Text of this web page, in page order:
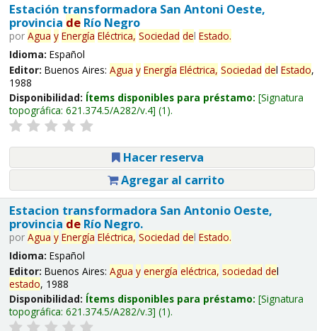
Estación transformadora San Antoni Oeste,
provincia deRío Negro
por Agua y Energía Eléctrica, Sociedad del Estado.
Idioma: Español
Editor: Buenos Aires: Agua y Energía Eléctrica, Sociedad del Estado,
1988
Disponibilidad: Ítems disponibles para préstamo: Signatura
topográfica: 621.374.5/A282/v.4 (1).
Hacer reserva
Agregar al carrito
Estacion transformadora San Antonio Oeste,
provincia deRío Negro.
por Agua y Energía Eléctrica, Sociedad del Estado.
Idioma: Español
Editor: Buenos Aires: Agua y energía eléctrica, sociedad del
estado, 1988
Disponibilidad: Ítems disponibles para préstamo: Signatura
topográfica: 621.374.5/A282/v.3 (1).